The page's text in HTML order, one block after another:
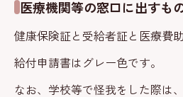
医療機関等の窓口に出すも
健康保険証と受給者証と医療費
給付申請書はグレー色です。
なお、学校等で怪我をした際は